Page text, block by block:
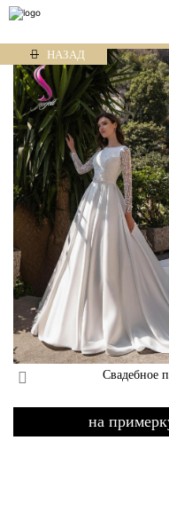
НАЗАД
Свадебное
на